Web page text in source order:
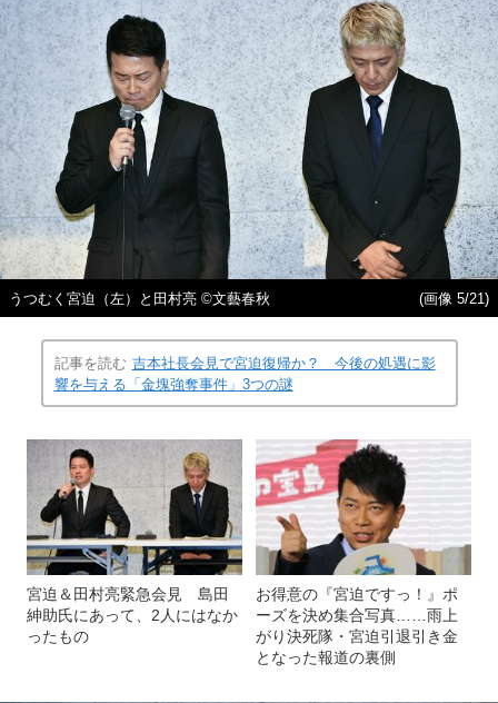
うつむく宮迫（左）と田村亮 ©文藝春秋 (画像 5/21)
記事を読む 吉本社長会見で宮迫復帰か？ 今後の処遇に影
響を与える「金塊強奪事件」3つの謎
宮迫＆田村亮緊急会見 島田
紳助氏にあって、2人にはなか
ったもの
お得意の『宮迫ですっ！』ポ
ーズを決め集合写真……雨上
がり決死隊・宮迫引退引き金
となった報道の裏側